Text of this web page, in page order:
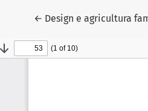
← Voltar aos Detalhes do
Design e agricultura